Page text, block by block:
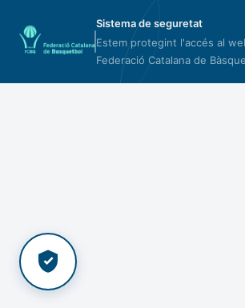
Sistema de seguretat
Estem protegint l'accés al
Federació Catalana de